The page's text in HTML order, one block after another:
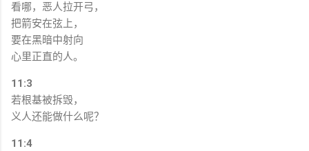
看哪，恶人拉开弓，
把箭安在弦上，
要在黑暗中射向
心里正直的人。
11:3
若根基被拆毁，
义人还能做什么呢？
11:4